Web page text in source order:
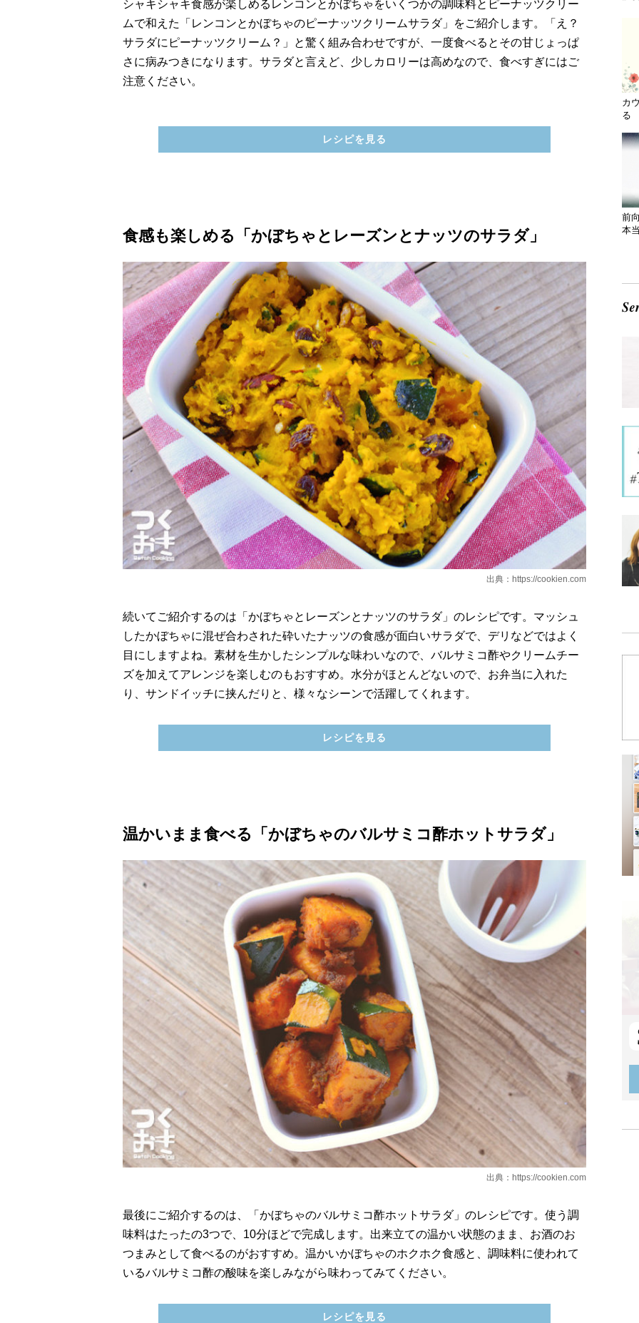
シャキシャキ食感が楽しめるレンコンとかぼちゃをいくつかの調味料とピーナッツクリー
ムで和えた「レンコンとかぼちゃのピーナッツクリームサラダ」をご紹介します。「え？
サラダにピーナッツクリーム？」と驚く組み合わせですが、一度食べるとその甘じょっぱ
さに病みつきになります。サラダと言えど、少しカロリーは高めなので、食べすぎにはご
注意ください。
レシピを見る
食感も楽しめる「かぼちゃとレーズンとナッツのサラダ」
出典： https://cookien.com
続いてご紹介するのは「かぼちゃとレーズンとナッツのサラダ」のレシピです。マッシュ
したかぼちゃに混ぜ合わされた砕いたナッツの食感が面白いサラダで、デリなどではよく
目にしますよね。素材を生かしたシンプルな味わいなので、バルサミコ酢やクリームチー
ズを加えてアレンジを楽しむのもおすすめ。水分がほとんどないので、お弁当に入れた
り、サンドイッチに挟んだりと、様々なシーンで活躍してくれます。
レシピを見る
温かいまま食べる「かぼちゃのバルサミコ酢ホットサラダ」
出典： https://cookien.com
最後にご紹介するのは、「かぼちゃのバルサミコ酢ホットサラダ」のレシピです。使う調
味料はたったの3つで、10分ほどで完成します。出来立ての温かい状態のまま、お酒のお
つまみとして食べるのがおすすめ。温かいかぼちゃのホクホク食感と、調味料に使われて
いるバルサミコ酢の酸味を楽しみながら味わってみてください。
レシピを見る
カ
る
前
本